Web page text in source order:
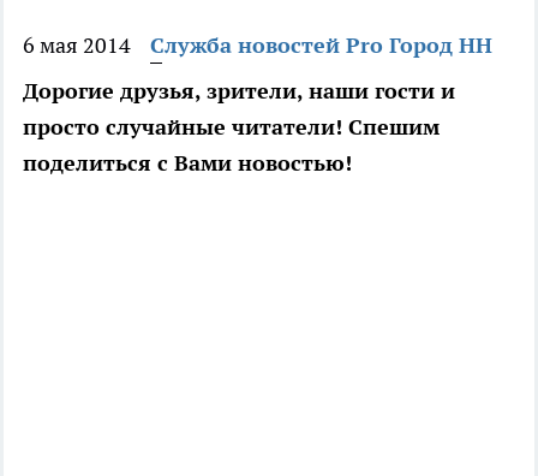
6 мая 2014
Служба новостей Pro Город НН
Дорогие друзья, зрители, наши гости и
просто случайные читатели! Спешим
поделиться с Вами новостью!